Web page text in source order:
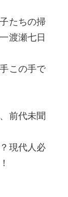
たちの掃
渡瀬七日
この手で
前代未聞
現代人必